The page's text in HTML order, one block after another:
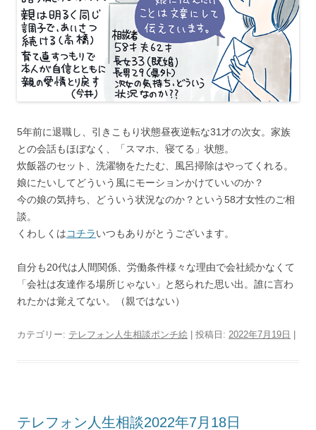
5年前に退職し、引きこもり状態昼夜逆転な31才の次女。家族
との会話もほぼなく、「スマホ、寝てる」状態。
炊飯器のセット、洗濯物をたたむ、風呂掃除はやってくれる。
娘にたいしてどういう風にモーションかけていいのか？
今の娘の気持ち、どういう状況なのか？という58才女性のご相
談。
くわしくはコチラいつもありがとうございます。
自分も20代は人間関係、労働条件様々な理由で会社続かなくて
「会社は友達作る場所じゃない」と怒られた思い出。誰に言わ
れたかは覚えてない。（親ではない）
カテゴリー: テレフォン人生相談ポンチ絵 | 投稿日: 2022年7月19日
テレフォン人生相談2022年7月18日